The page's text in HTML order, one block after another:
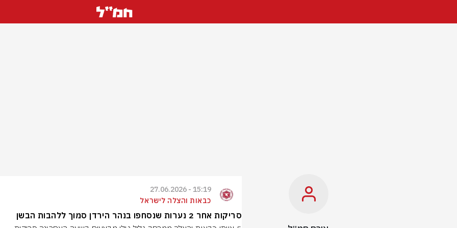
15:19 - 27.06.2026
כבאות והצלה לישראל
סריקות אחר 2 נערות שנסחפו בנהר הירדן סמוך ללהבות הבשן